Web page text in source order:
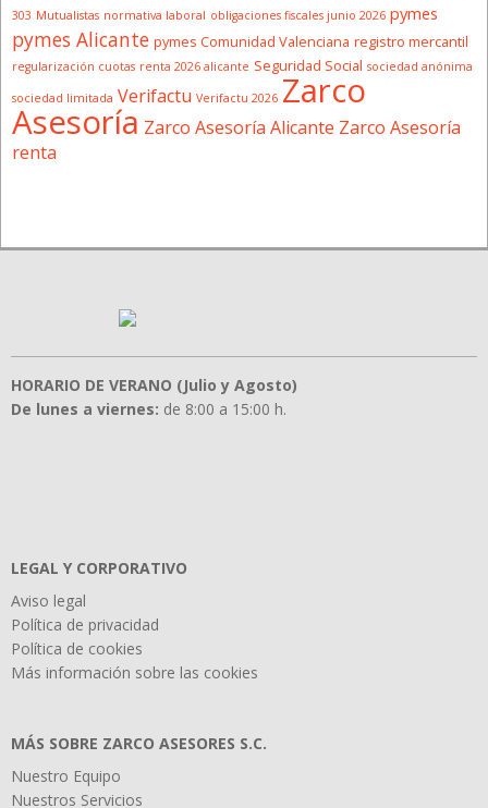
303 Mutualistas normativa laboral obligaciones fiscales junio 2026 pymes
pymes Alicante pymes Comunidad Valenciana registro mercantil
regularización cuotas renta 2026 alicante Seguridad Social sociedad anónima
sociedad limitada Verifactu Verifactu 2026 Zarco
Asesoría Zarco Asesoría Alicante Zarco Asesoría
renta
HORARIO DE VERANO (Julio y Agosto)
De lunes a viernes: de 8:00 a 15:00 h.
LEGAL Y CORPORATIVO
Aviso legal
Política de privacidad
Política de cookies
Más información sobre las cookies
MÁS SOBRE ZARCO ASESORES S.C.
Nuestro Equipo
Nuestros Servicios